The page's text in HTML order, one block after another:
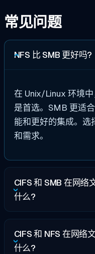
常见问题
NFS 比 SMB 更好吗?
在 Unix/Linux 环境
是首选。SMB 更适
能和更好的集成。选
和需求。
CIFS 和 SMB 在网络
什么?
CIFS 和 NFS 在网络
什么?